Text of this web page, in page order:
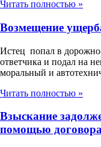
Читать полностью »
Возмещение
Истец попал в
ответчика и подал на
моральный и
Читать полностью »
Взыскание
помощью